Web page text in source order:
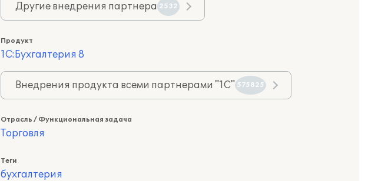
Другие внедрения партнера 2532
Продукт
1С:Бухгалтерия 8
Внедрения продукта всеми партнерами "1С" 575825
Отрасль / Функциональная задача
Торговля
Теги
бухгалтерия